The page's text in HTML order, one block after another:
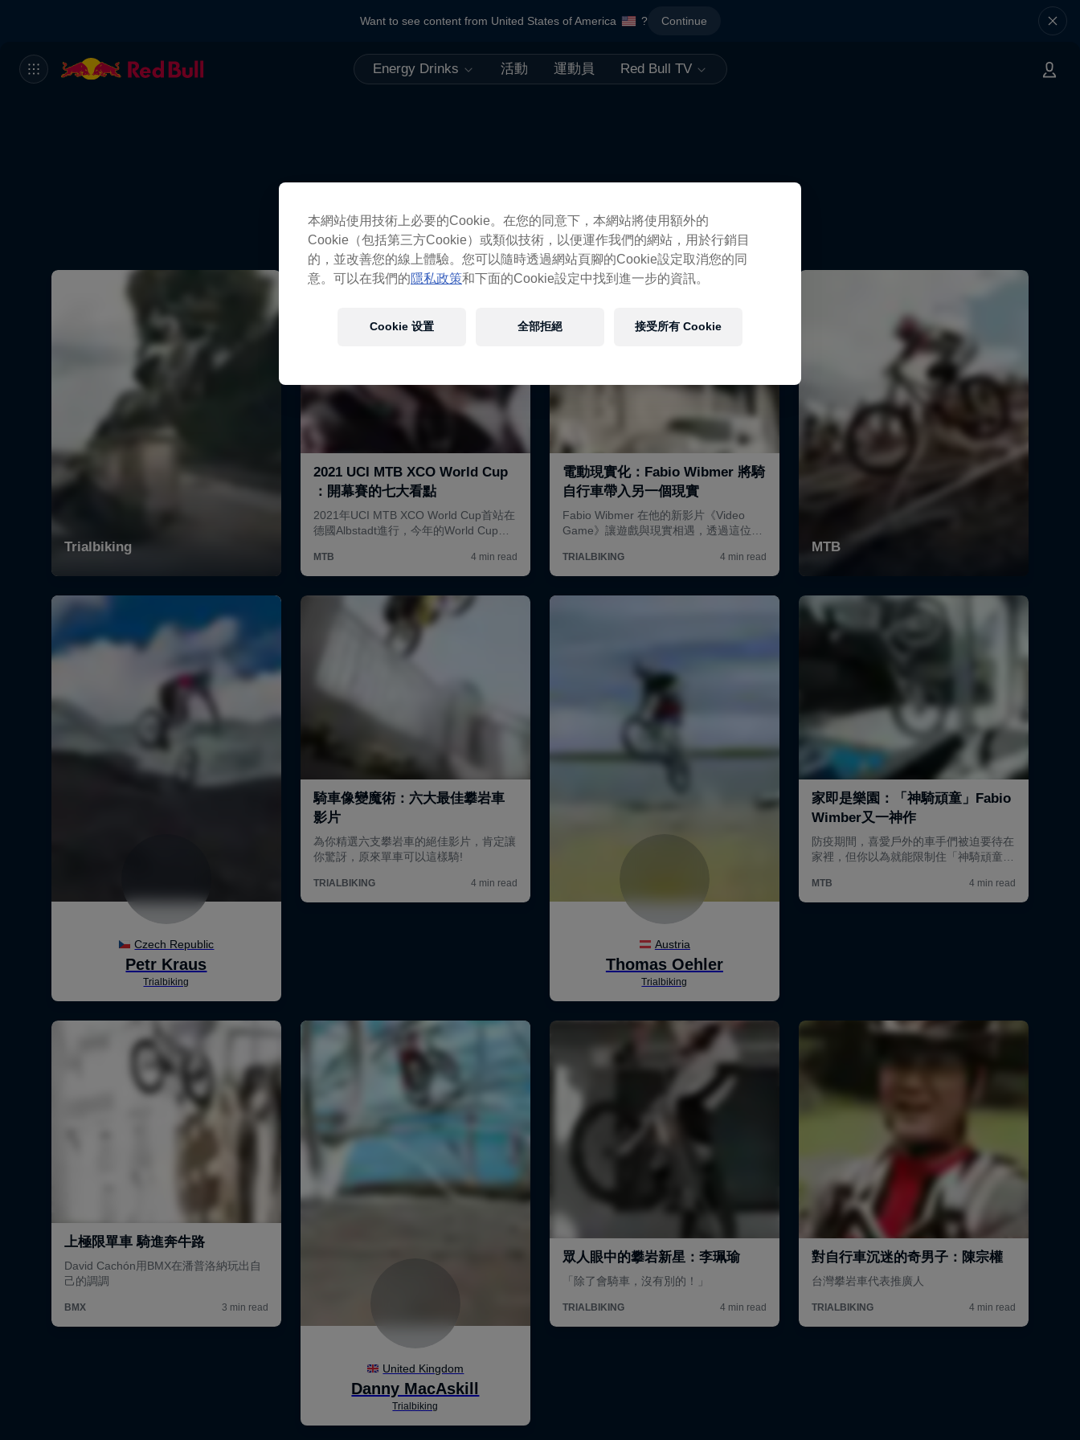
Want to see content from United States of America ? Continue
Energy Drinks 活動 運動員 Red Bull TV
更像如此
本網站使用技術上必要的Cookie。在您的同意下，本網站將使用額外的
Cookie（包括第三方Cookie）或類似技術，以便運作我們的網站，用於行銷目
的，並改善您的線上體驗。您可以隨時透過網站頁腳的Cookie設定取消您的同
意。可以在我們的隱私政策和下面的Cookie設定中找到進一步的資訊。
Cookie 设置 全部拒絕 接受所有 Cookie